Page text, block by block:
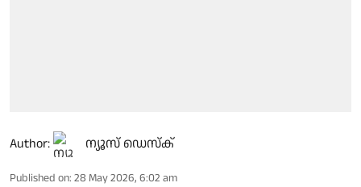
Author: ന്യൂസ് ഡെസ്ക്
Published on: 28 May 2026, 6:02 am